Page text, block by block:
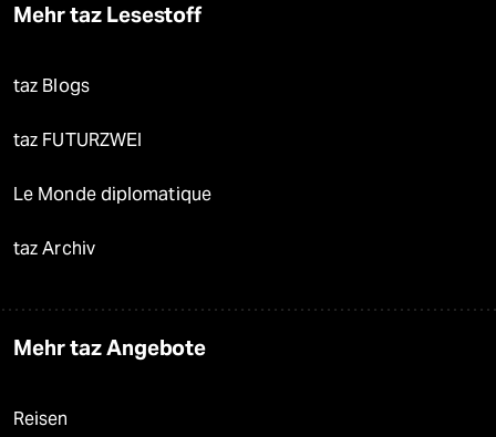
Mehr taz Lesestoff
taz Blogs
taz FUTURZWEI
Le Monde diplomatique
taz Archiv
Mehr taz Angebote
Reisen